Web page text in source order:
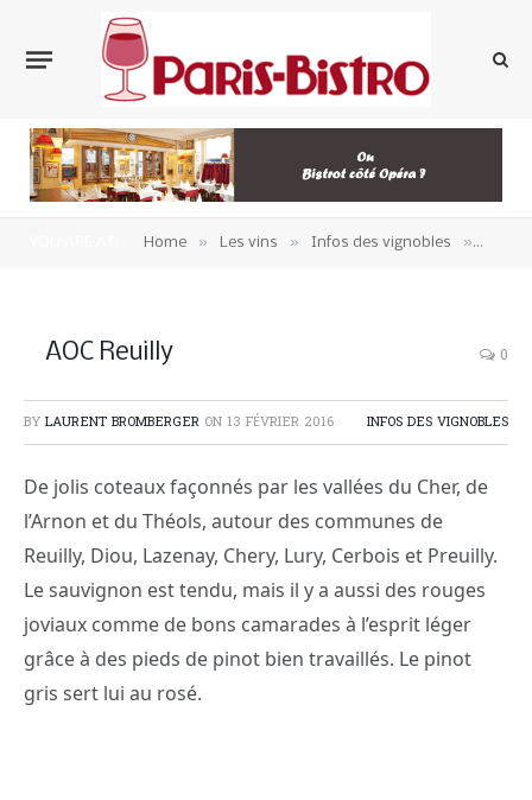
Home » Les vins » Infos des vignobles »
AOC Reuilly 0
BY LAURENT BROMBERGER ON 13 FÉVRIER 2016 INFOS DES VIGNOBLES
De jolis coteaux façonnés par les vallées du Cher, de
l’Arnon et du Théols, autour des communes de
Reuilly, Diou, Lazenay, Chery, Lury, Cerbois et Preuilly.
Le sauvignon est tendu, mais il y a aussi des rouges
joviaux comme de bons camarades à l’esprit léger
grâce à des pieds de pinot bien travaillés. Le pinot
gris sert lui au rosé.